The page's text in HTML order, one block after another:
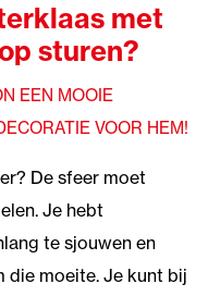
met
sturen?
EEN MOOIE
VOOR HEM!
De sfeer moet
Je hebt
te sjouwen en
die moeite. Je kunt bij